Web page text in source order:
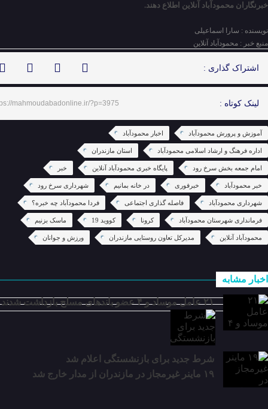
خبرنگاران محمودآباد آنلاین اطلاع دهند.
نویسنده : سارا اسماعیلی
منبع خبر : محمودآباد آنلاین
اشتراک گذاری :
لینک کوتاه : mahmoudabadonline.ir/?p=3975
آموزش و پرورش محمودآباد اخبار محمودآباد
اداره فرهنگ و ارشاد اسلامی محمودآباد استان مازندران
امام جمعه بخش سرخ رود پایگاه خبری محمودآباد آنلاین خبر
خبر محمودآباد خبرفوری در خانه بمانیم شهرداری سرخ رود
شهرداری محمودآباد فاصله گذاری اجتماعی فردا محمودآباد چه خبره؟
فرمانداری شهرستان محمودآباد کرونا کووید 19 ماسک بزنیم
محمودآباد آنلاین مدیرکل تعاون روستایی مازندران ورزش و جوانان
اخبار مشابه
۲۱ عامل موساد و ۴ عضو باند‌های مسلح بازداشت شدند
شرط جدید برای بازنشستگی اعلام شد
۱۹ ماینر غیرمجاز در مازندران از مدار خارج شد